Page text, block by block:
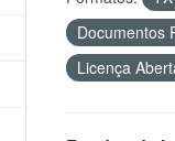
Documentos
Licença